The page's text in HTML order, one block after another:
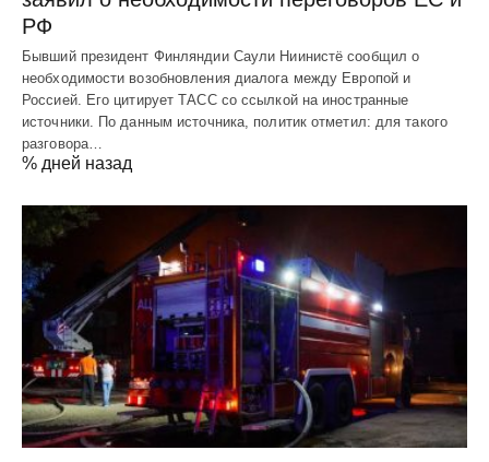
РФ
Бывший президент Финляндии Саули Ниинистё сообщил о
необходимости возобновления диалога между Европой и
Россией. Его цитирует ТАСС со ссылкой на иностранные
источники. По данным источника, политик отметил: для такого
разговора…
% дней назад